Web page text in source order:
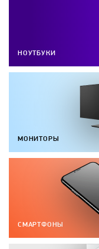
НОУТБУКИ
МОНИТОРЫ
СМАРТФОНЫ